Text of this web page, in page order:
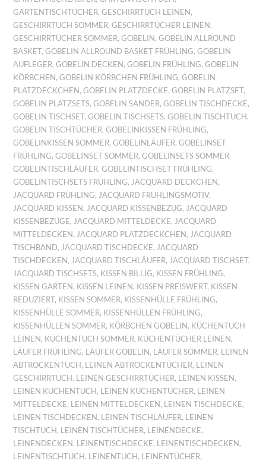
GARTENTISCHTÜCHER,GESCHIRRTUCH LEINEN ,
GESCHIRRTUCH SOMMER,GESCHIRRTÜCHER LEINEN ,
GESCHIRRTÜCHER SOMMER,GOBELIN ,GOBELIN ALLROUND
BASKET,GOBELIN ALLROUND BASKET FRÜHLING,GOBELIN
AUFLEGER,GOBELIN DECKEN ,GOBELIN FRÜHLING,GOBELIN
KÖRBCHEN ,GOBELIN KÖRBCHEN FRÜHLING,GOBELIN
PLATZDECKCHEN ,GOBELIN PLATZDECKE,GOBELIN PLATZSET,
GOBELIN PLATZSETS,GOBELIN SANDER,GOBELIN TISCHDECKE,
GOBELIN TISCHSET,GOBELIN TISCHSETS,GOBELIN TISCHTUCH ,
GOBELIN TISCHTÜCHER,GOBELINKISSEN FRÜHLING,
GOBELINKISSEN SOMMER,GOBELINLÄUFER,GOBELINSET
FRÜHLING,GOBELINSET SOMMER,GOBELINSETS SOMMER,
GOBELINTISCHLÄUFER,GOBELINTISCHSET FRÜHLING,
GOBELINTISCHSETS FRÜHLING, JACQUARD DECKCHEN ,
JACQUARD FRÜHLING, JACQUARD FRÜHLINGSMOTIV,
JACQUARD KISSEN , JACQUARD KISSENBEZUG, JACQUARD
KISSENBEZÜGE, JACQUARD MITTELDECKE, JACQUARD
MITTELDECKEN , JACQUARD PLATZDECKCHEN , JACQUARD
TISCHBAND, JACQUARD TISCHDECKE, JACQUARD
TISCHDECKEN , JACQUARD TISCHLÄUFER, JACQUARD TISCHSET,
JACQUARD TISCHSETS, KISSEN BILLIG, KISSEN FRÜHLING,
KISSEN GARTEN , KISSEN LEINEN , KISSEN PREISWERT, KISSEN
REDUZIERT, KISSEN SOMMER, KISSENHÜLLE FRÜHLING,
KISSENHÜLLE SOMMER, KISSENHÜLLEN FRÜHLING,
KISSENHÜLLEN SOMMER, KÖRBCHEN GOBELIN , KÜCHENTUCH
LEINEN , KÜCHENTUCH SOMMER, KÜCHENTÜCHER LEINEN ,
LÄUFER FRÜHLING, LÄUFER GOBELIN , LÄUFER SOMMER,
LEINEN
ABTROCKENTUCH , LEINEN ABTROCKENTÜCHER,
LEINEN
GESCHIRRTUCH , LEINEN GESCHIRRTÜCHER, LEINEN KISSEN ,
LEINEN KÜCHENTUCH , LEINEN KÜCHENTÜCHER,
LEINEN
MITTELDECKE, LEINEN MITTELDECKEN , LEINEN TISCHDECKE,
LEINEN TISCHDECKEN , LEINEN TISCHLÄUFER,
LEINEN
TISCHTUCH , LEINEN TISCHTÜCHER, LEINENDECKE,
LEINENDECKEN , LEINENTISCHDECKE, LEINENTISCHDECKEN ,
LEINENTISCHTUCH , LEINENTUCH , LEINENTÜCHER,